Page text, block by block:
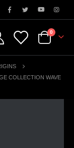
0
COLLECTION WAVE